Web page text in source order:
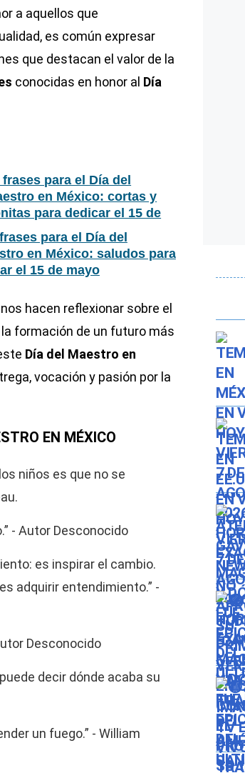
a aquellos que
es común expresar
que destacan el valor de la
conocidas en honor al Día
frases para el Día del
en México: cortas y
para dedicar el 15 de
para el Día del
en México: saludos para
el 15 de mayo
hacen reflexionar sobre el
formación de un futuro más
Día del Maestro en
vocación y pasión por la
EN MÉXICO
niños es que no se
- Autor Desconocido
es inspirar el cambio.
adquirir entendimiento.” -
Desconocido
decir dónde acaba su
un fuego.” - William